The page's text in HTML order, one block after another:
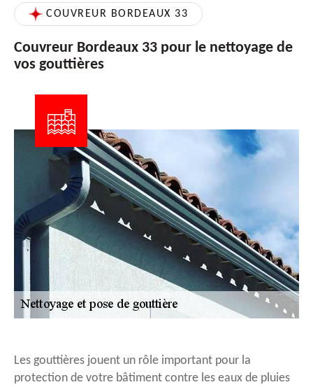
COUVREUR BORDEAUX 33
Couvreur Bordeaux 33 pour le nettoyage de
vos gouttières
Les gouttières jouent un rôle important pour la
protection de votre bâtiment contre les eaux de pluies